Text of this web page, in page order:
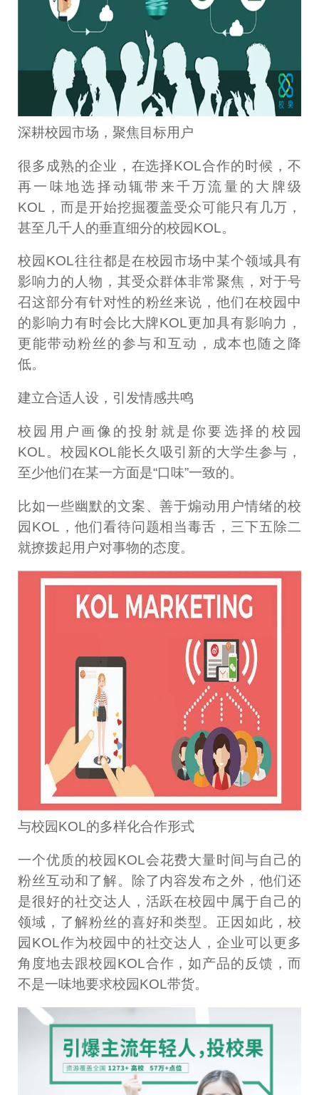
深耕校园市场，聚焦目标用户
很多成熟的企业，在选择KOL合作的时候，不
再一味地选择动辄带来千万流量的大牌级
KOL，而是开始挖掘覆盖受众可能只有几万，
甚至几千人的垂直细分的校园KOL。
校园KOL往往都是在校园市场中某个领域具有
影响力的人物，其受众群体非常聚焦，对于号
召这部分有针对性的粉丝来说，他们在校园中
的影响力有时会比大牌KOL更加具有影响力，
更能带动粉丝的参与和互动，成本也随之降
低。
建立合适人设，引发情感共鸣
校园用户画像的投射就是你要选择的校园
KOL。校园KOL能长久吸引新的大学生参与，
至少他们在某一方面是“口味”一致的。
比如一些幽默的文案、善于煽动用户情绪的校
园KOL，他们看待问题相当毒舌，三下五除二
就撩拨起用户对事物的态度。
与校园KOL的多样化合作形式
一个优质的校园KOL会花费大量时间与自己的
粉丝互动和了解。除了内容发布之外，他们还
是很好的社交达人，活跃在校园中属于自己的
领域，了解粉丝的喜好和类型。正因如此，校
园KOL作为校园中的社交达人，企业可以更多
角度地去跟校园KOL合作，如产品的反馈，而
不是一味地要求校园KOL带货。